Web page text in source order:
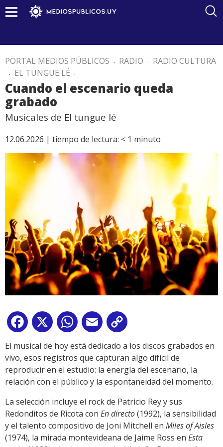
PORTAL MEDIOS PÚBLICOS . RADIO . RADIO CULTURA
. EL TUNGUE LÉ .
Cuando el escenario queda
grabado
Musicales de El tungue lé
12.06.2026 | tiempo de lectura: < 1 minuto
Facebook
X WhatsApp
Email
Link
El musical de hoy está dedicado a los discos grabados en
vivo, esos registros que capturan algo difícil de
reproducir en el estudio: la energía del escenario, la
relación con el público y la espontaneidad del momento.
La selección incluye el rock de Patricio Rey y sus
Redonditos de Ricota con En directo(1992), la sensibilidad
y el talento compositivo de Joni Mitchell en Miles of Aisles
(1974), la mirada montevideana de Jaime Ross en Esta